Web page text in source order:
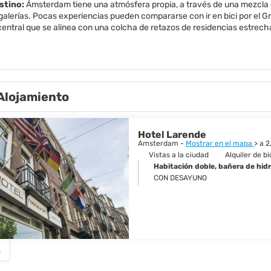
Ámsterdam tiene una atmósfera propia, a través de una
Pocas experiencias pueden compararse con ir en bici por el
que se alinea con una colcha de retazos de residencias
La ciudad es un universo alternativo donde el transporte no
arte como son los museos Rijks y Van Gogh, hay una proliferación
El festival line-up es igualmente variado, dedicado a todo, desde
se convierten en el escenario para una serie de conciertos
del Rey. La ciudad se viste de naranja patriótico, los
todo el mundo vacía sus armarios e intentan vender sus trastos en
Hotel Larende
Amsterdam - Mostrar en el mapa > a
Vistas a la ciudad
Alquiler de
Habitación doble, bañera de
CON DESAYUNO